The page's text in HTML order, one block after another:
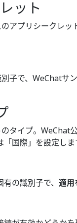
ット
アプリシークレッ
子で、WeChatサ
タイプ。WeChat
国際」を設定しま
の識別子で、 適用